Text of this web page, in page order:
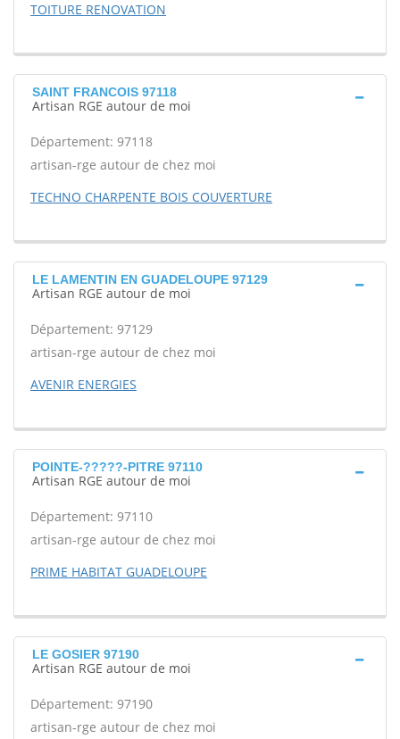
TOITURE RENOVATION
SAINT FRANCOIS 97118
Artisan RGE autour de moi
Département: 97118
artisan-rge autour de chez moi
TECHNO CHARPENTE BOIS COUVERTURE
LE LAMENTIN EN GUADELOUPE 97129
Artisan RGE autour de moi
Département: 97129
artisan-rge autour de chez moi
AVENIR ENERGIES
POINTE-?????-PITRE 97110
Artisan RGE autour de moi
Département: 97110
artisan-rge autour de chez moi
PRIME HABITAT GUADELOUPE
LE GOSIER 97190
Artisan RGE autour de moi
Département: 97190
artisan-rge autour de chez moi